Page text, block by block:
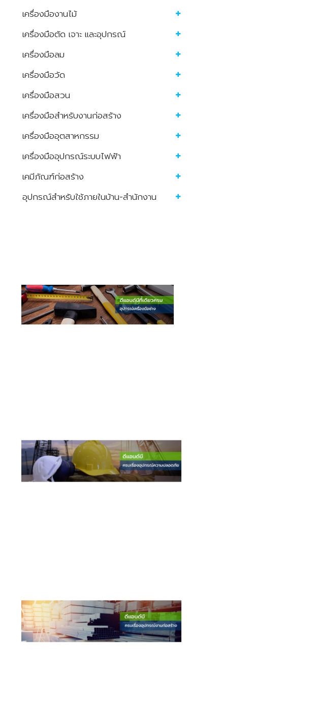
เครื่องมืองานไม้
เครื่องมือตัด เจาะ และอุปกรณ์
เครื่องมือลม
เครื่องมือวัด
เครื่องมือสวน
เครื่องมือสำหรับงานก่อสร้าง
เครื่องมืออุตสาหกรรม
เครื่องมืออุปกรณ์ระบบไฟฟ้า
เคมีภัณฑ์ก่อสร้าง
อุปกรณ์สำหรับใช้ภายในบ้าน-สำนักงาน